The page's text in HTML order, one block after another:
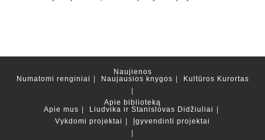
Naujienos
Numatomi renginiai
Naujausios knygos Kultūros Kurortas
Apie biblioteką
Apie mus
Liudvika ir Stanislovas Didžiuliai
Vykdomi projektai
Įgyvendinti projektai